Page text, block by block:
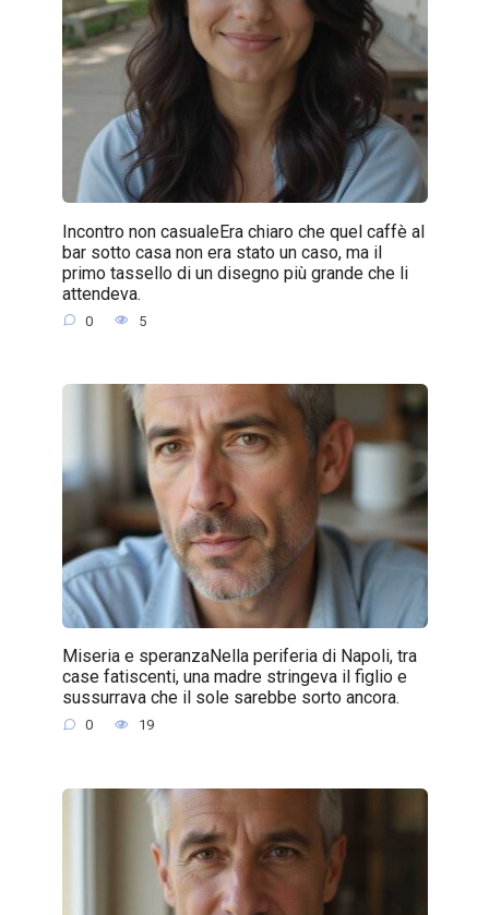
Incontro non casualeEra chiaro che quel caffè al
bar sotto casa non era stato un caso, ma il
primo tassello di un disegno più grande che li
attendeva.
0 5
Miseria e speranzaNella periferia di Napoli, tra
case fatiscenti, una madre stringeva il figlio e
sussurrava che il sole sarebbe sorto ancora.
0 19